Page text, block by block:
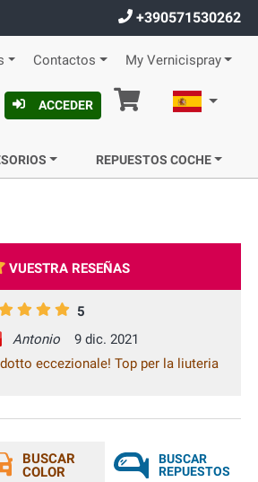
+390571530262
Contactos My Vernicispray
ACCEDER Cesta Español
REPUESTOS COCHE
VUESTRA RESEÑAS
5
Antonio
9 dic. 2021
eccezionale! Top per la liuteria
BUSCAR
COLOR
BUSCAR
REPUESTOS